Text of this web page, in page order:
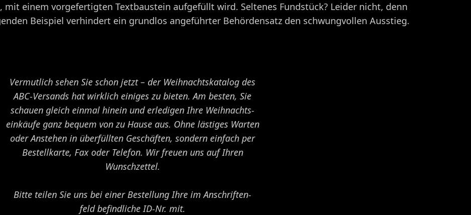
mit einem vorgefertigten Textbaustein aufgefüllt wird. Seltenes Fundstück? Leider nicht, denn
Beispiel verhindert ein grundlos angeführter Behördensatz den schwungvollen Ausstieg.
Vermutlich sehen Sie schon jetzt – der Weihnachtskatalog des
ABC-Versands hat wirklich einiges zu bieten. Am besten, Sie
schauen gleich einmal hinein und erledigen Ihre Weihnachts-
einkäufe ganz bequem von zu Hause aus. Ohne lästiges Warten
oder Anstehen in überfüllten Geschäften, sondern einfach per
Bestellkarte, Fax oder Telefon. Wir freuen uns auf Ihren
Wunschzettel.
Bitte teilen Sie uns bei einer Bestellung Ihre im Anschriften-
feld befindliche ID-Nr. mit.